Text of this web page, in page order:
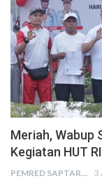
Meriah, Wabup
Kegiatan HUT
PEMRED SAPTARIUS 3